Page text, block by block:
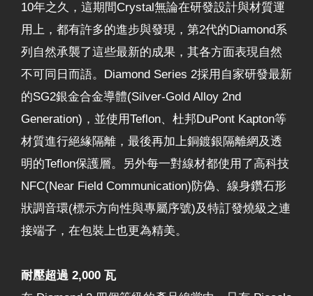
10年之久，這期間Crystal無論在研發設計與材質運
用上，都有許多的進步與發現，第2代的Diamond系
列自然承襲了這些最新的成果，其各方面表現自然
不可同日而語。Diamond Series 2採用自家研發最新
的SG2銀金合金導體(Silver-Gold Alloy 2nd
Generation)，並使用Teflon、杜邦DuPont Kapton等
材質進行絕緣隔離，最後再加上銅鍍銀隔離網及透
明的Teflon保護層。另外每一對線材都使用了高科技
NFC(Near Field Communication)防偽、線身鑽石形
狀調音環(標示方向性與專屬序號)及特訂發燒級之連
接端子，在包裝上也更為精美。
耐壓超過 2,000 瓦